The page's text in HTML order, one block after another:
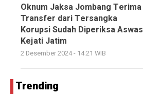
Oknum Jaksa Jombang Terima
Transfer dari Tersangka
Korupsi Sudah Diperiksa Aswas
Kejati Jatim
2 Desember 2024 - 14:21 WIB
Trending